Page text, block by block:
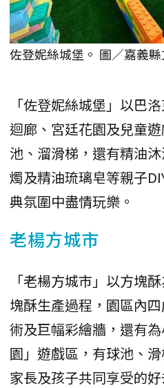
佐登妮絲城堡。 圖／嘉義
「佐登妮絲城堡」以巴
迴廊、宮廷花園及兒童
池、溜滑梯，還有精油
燭及精油琉璃皂等親子
典氛圍中盡情玩樂。
老楊方城市
「老楊方城市」以方塊
塊酥生產過程，園區內
術及巨幅彩繪牆，還有
園」遊戲區，有球池、
家長及孩子共同享受的好